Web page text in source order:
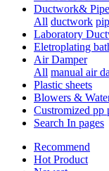
Ductwork&
All ductwork
Laboratory
Eletroplating
Air Damper
All manual air
Plastic sheets
Blowers &
Custromized pp
Search In pages
Recommend
Hot Product